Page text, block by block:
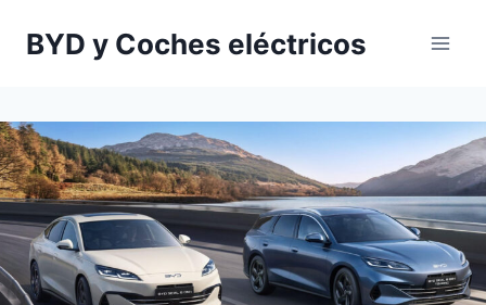
BYD y Coches eléctricos